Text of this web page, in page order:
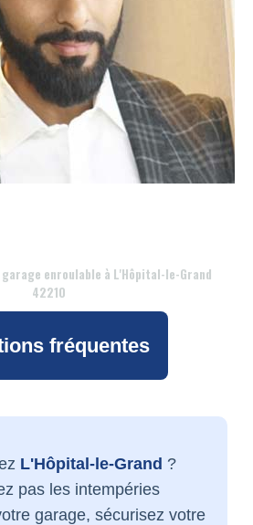
enroulable à L'Hôpital-le-Grand
42210
fréquentes
L'Hôpital-le-Grand ?
pas les intempéries
garage, sécurisez votre